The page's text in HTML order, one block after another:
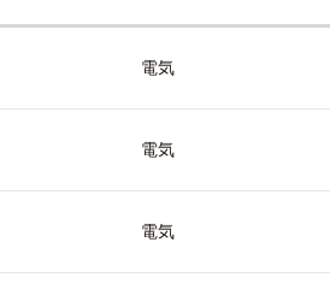
電気
電気
電気